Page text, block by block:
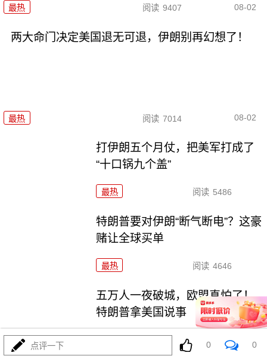
最热 阅读 9407 08-02
两大命门决定美国退无可退，伊朗别再幻想了！
最热 阅读 7014 08-02
打伊朗五个月仗，把美军打成了
“十口锅九个盖”
最热 阅读 5486
特朗普要对伊朗“断气断电”？这豪
赌让全球买单
最热 阅读 4646
五万人一夜破城，欧盟真怕了！
特朗普拿美国说事
阅读 15036
点评一下 0 0